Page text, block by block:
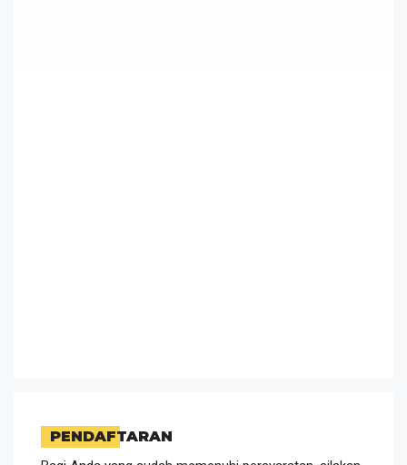
PENDAFTARAN